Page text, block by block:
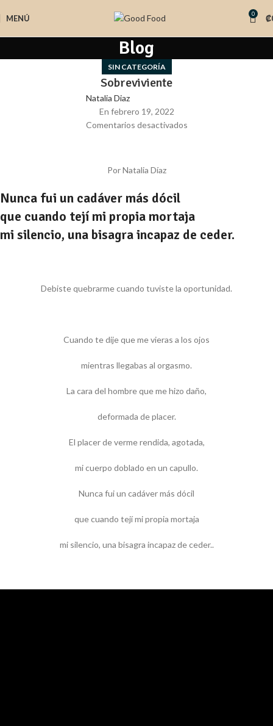
MENÚ 0 ₡
Blog
SIN CATEGORÍA
Sobreviviente
Natalia Diaz
En febrero 19, 2022
Comentarios desactivados
Por Natalia Díaz
Nunca fui un cadáver más dócil
que cuando tejí mi propia mortaja
mi silencio, una bisagra incapaz de ceder.
Debiste quebrarme cuando tuviste la oportunidad.
Cuando te dije que me vieras a los ojos
mientras llegabas al orgasmo.
La cara del hombre que me hizo daño,
deformada de placer.
El placer de verme rendida, agotada,
mi cuerpo doblado en un capullo.
Nunca fui un cadáver más dócil
que cuando tejí mi propia mortaja
mi silencio, una bisagra incapaz de ceder..